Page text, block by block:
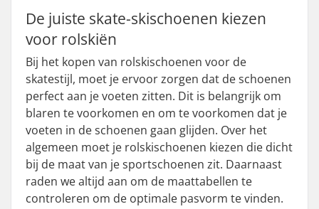
De juiste skate-skischoenen kiezen
voor rolskiën
Bij het kopen van rolskischoenen voor de
skatestijl, moet je ervoor zorgen dat de schoenen
perfect aan je voeten zitten. Dit is belangrijk om
blaren te voorkomen en om te voorkomen dat je
voeten in de schoenen gaan glijden. Over het
algemeen moet je rolskischoenen kiezen die dicht
bij de maat van je sportschoenen zit. Daarnaast
raden we altijd aan om de maattabellen te
controleren om de optimale pasvorm te vinden.